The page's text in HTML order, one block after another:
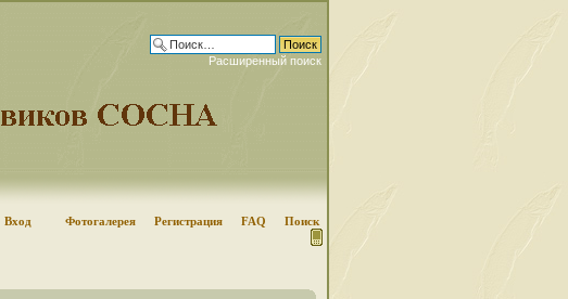
Расширенный поиск
Вход Фотогалерея Регистрация FAQ Поиск